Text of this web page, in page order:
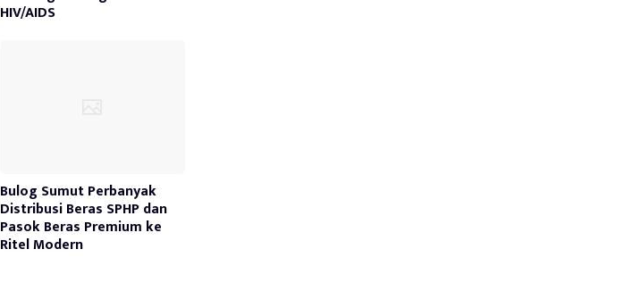
HIV/AIDS
Bulog Sumut Perbanyak
Distribusi Beras SPHP dan
Pasok Beras Premium ke
Ritel Modern